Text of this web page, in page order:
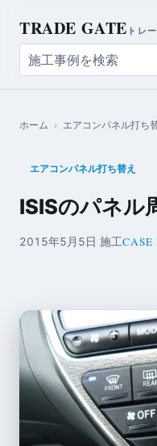
TRADE GATE トレ
ホーム › エアコンパネル打ち
エアコンパネル打ち替え
ISISのパネル
2015年5月5日 施工CASE